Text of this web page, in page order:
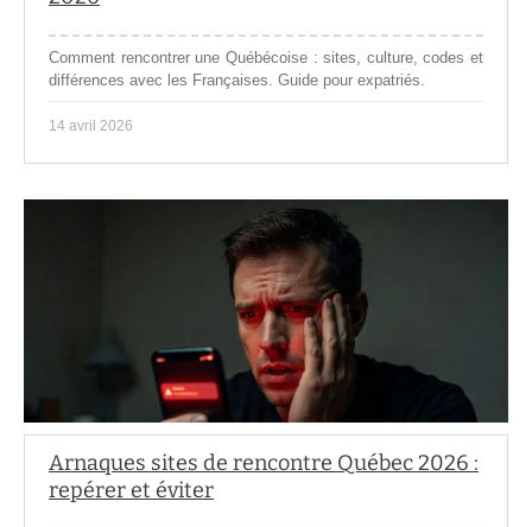
Comment rencontrer une Québécoise : sites, culture, codes et
différences avec les Françaises. Guide pour expatriés.
14 avril 2026
Arnaques sites de rencontre Québec 2026 :
repérer et éviter